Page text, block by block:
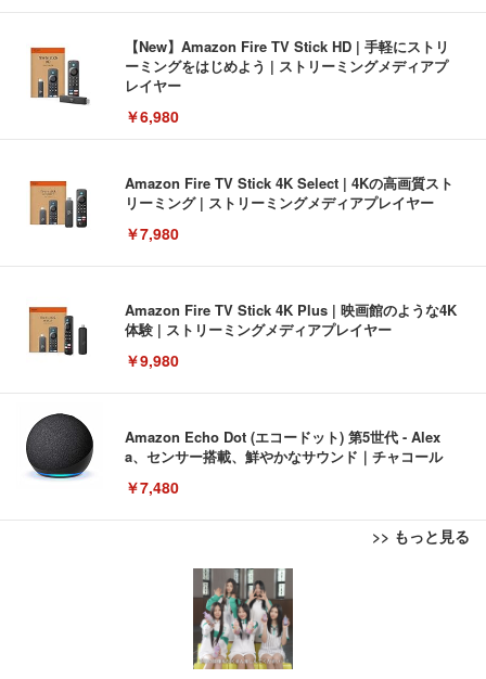
【New】Amazon Fire TV Stick HD | 手軽にストリ
ーミングをはじめよう | ストリーミングメディアプ
レイヤー
￥6,980
Amazon Fire TV Stick 4K Select | 4Kの高画質スト
リーミング | ストリーミングメディアプレイヤー
￥7,980
Amazon Fire TV Stick 4K Plus | 映画館のような4K
体験 | ストリーミングメディアプレイヤー
￥9,980
Amazon Echo Dot (エコードット) 第5世代 - Alex
a、センサー搭載、鮮やかなサウンド｜チャコール
￥7,480
>> もっと見る
[EdoErgo] オフィスチェア 椅子 テレワーク 疲れな
い 跳ね上げ式アームレスト コンパクト 約105度ロッ
キング pc 事務椅子 360度回転 座面昇降 強化ナイロ
ン樹脂ベース 通気性メッシュ 在宅ワーク H-WY01
(黒網+黒枠+黒足)
EIZO ビジネス向けプレミアムモニター | FlexScan
EV3240X-WT | 31.5型4K UHD・USB Type-C・ホワ
￥105,595
Amazonベーシック ペットシーツ 薄型 レギュラー 1
回使い捨て 無香料 ホワイト 300枚